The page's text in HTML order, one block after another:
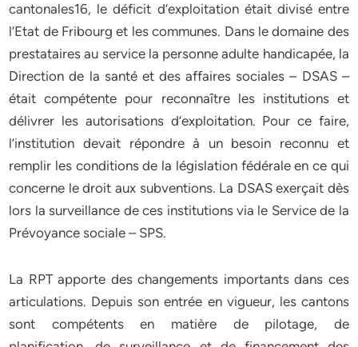
cantonales16, le déficit d’exploitation était divisé entre
l’Etat de Fribourg et les communes. Dans le domaine des
prestataires au service la personne adulte handicapée, la
Direction de la santé et des affaires sociales – DSAS –
était compétente pour reconnaître les institutions et
délivrer les autorisations d’exploitation. Pour ce faire,
l’institution devait répondre à un besoin reconnu et
remplir les conditions de la législation fédérale en ce qui
concerne le droit aux subventions. La DSAS exerçait dès
lors la surveillance de ces institutions via le Service de la
Prévoyance sociale – SPS.
La RPT apporte des changements importants dans ces
articulations. Depuis son entrée en vigueur, les cantons
sont compétents en matière de pilotage, de